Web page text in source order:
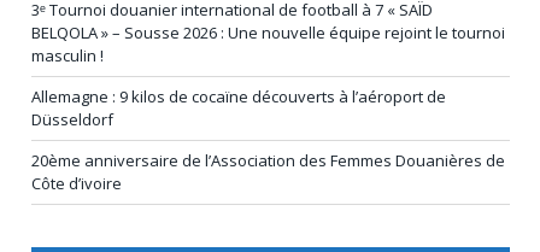
3ᵉ Tournoi douanier international de football à 7 « SAÏD
BELQOLA » – Sousse 2026 : Une nouvelle équipe rejoint le tournoi
masculin !
Allemagne : 9 kilos de cocaïne découverts à l’aéroport de
Düsseldorf
20ème anniversaire de l’Association des Femmes Douanières de
Côte d’ivoire